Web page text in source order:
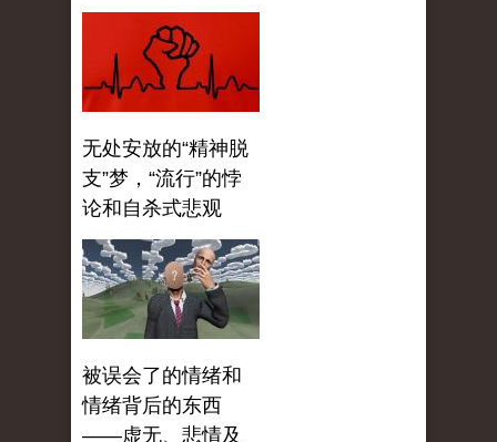
无处安放的“精神脱
支”梦，“流行”的悖
论和自杀式悲观
被误会了的情绪和
情绪背后的东西
——虚无、悲情及